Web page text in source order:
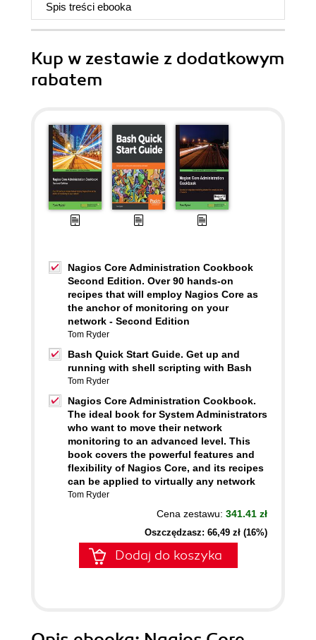
Spis treści ebooka
Kup w zestawie z dodatkowym
rabatem
Nagios Core Administration Cookbook
Second Edition. Over 90 hands-on
recipes that will employ Nagios Core as
the anchor of monitoring on your
network - Second Edition
Tom Ryder
Bash Quick Start Guide. Get up and
running with shell scripting with Bash
Tom Ryder
Nagios Core Administration Cookbook.
The ideal book for System Administrators
who want to move their network
monitoring to an advanced level. This
book covers the powerful features and
flexibility of Nagios Core, and its recipes
can be applied to virtually any network
Tom Ryder
Cena zestawu: 341.41 zł
Oszczędzasz: 66,49 zł (16%)
Dodaj do koszyka